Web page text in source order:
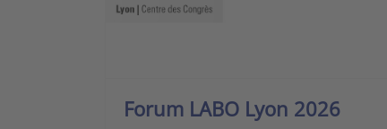
Forum LABO Lyon 2026